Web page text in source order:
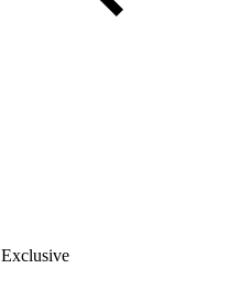
Exclusive